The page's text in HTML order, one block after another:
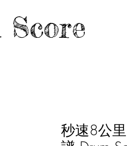
秒速8公